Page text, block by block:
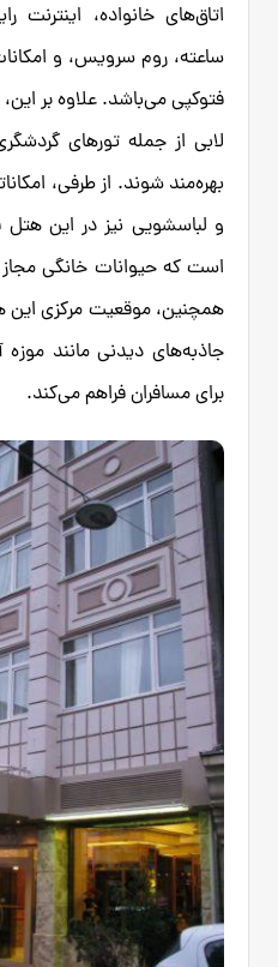
ساعته، روم سرویس، و
فتوکپی می‌باشد. علاوه بر
لابی از جمله تورهای
بهره‌مند شوند. از طرفی،
و لباسشویی نیز در این هتل
است که حیوانات خانگی
همچنین، موقعیت مرکزی
جاذبه‌های دیدنی مانند
برای مسافران فراهم می‌کند.